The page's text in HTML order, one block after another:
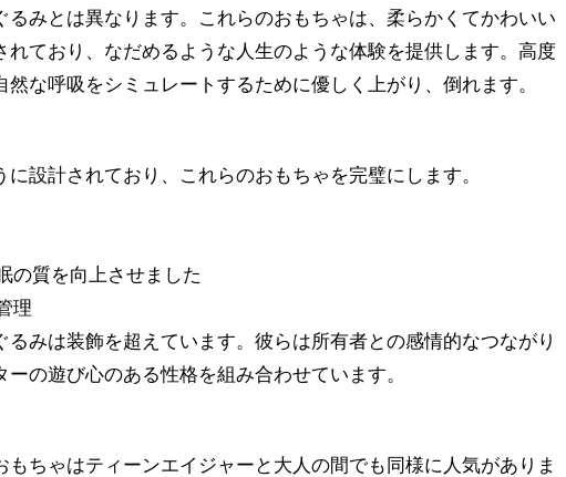
みとは異なります。これらのおもちゃは、柔らかくてかわいい
ており、なだめるような人生のような体験を提供します。高度
な呼吸をシミュレートするために優しく上がり、倒れます。
設計されており、これらのおもちゃを完璧にします。
の質を向上させました
理
みは装飾を超えています。彼らは所有者との感情的なつながり
の遊び心のある性格を組み合わせています。
ちゃはティーンエイジャーと大人の間でも同様に人気がありま